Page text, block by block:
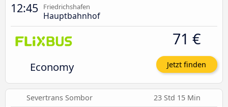
12:45 Friedrichshafen
Hauptbahnhof
Economy
71 €
Jetzt finden
Severtrans Sombor 23 Std 15 Min